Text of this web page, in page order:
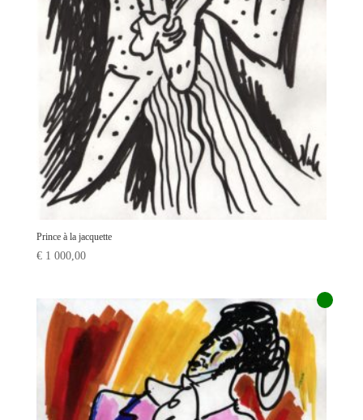
Prince à la jacquette
€1 000,00